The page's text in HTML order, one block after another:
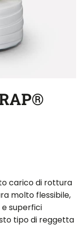
carico di rottura
molto flessibile,
e superfici
tipo di reggetta